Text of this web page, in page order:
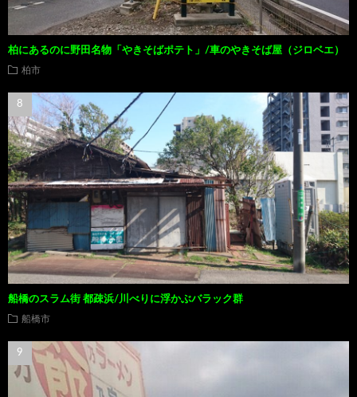
柏にあるのに野田名物「やきそばポテト」/車のやきそば屋（ジロベエ）
柏市
船橋のスラム街 都疎浜/川べりに浮かぶバラック群
船橋市